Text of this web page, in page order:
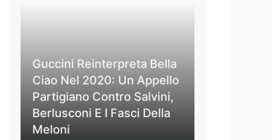
Guccini Reinterpreta Bella
Ciao Nel 2020: Un Appello
Partigiano Contro Salvini,
Berlusconi E I Fasci Della
Meloni